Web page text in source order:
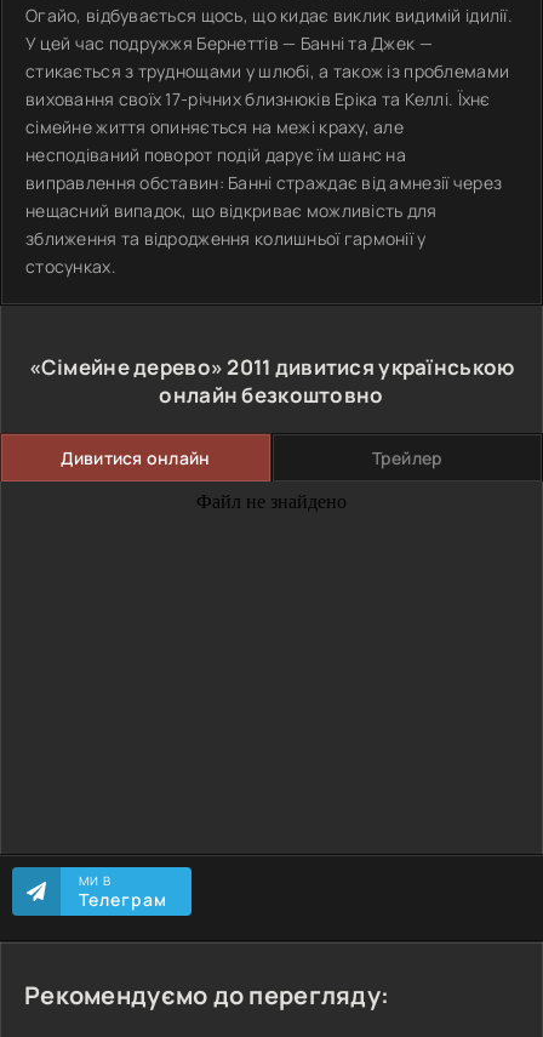
Огайо, відбувається щось, що кидає виклик видимій ідилії.
У цей час подружжя Бернеттів — Банні та Джек —
стикається з труднощами у шлюбі, а також із проблемами
виховання своїх 17-річних близнюків Еріка та Келлі. Їхнє
сімейне життя опиняється на межі краху, але
несподіваний поворот подій дарує їм шанс на
виправлення обставин: Банні страждає від амнезії через
нещасний випадок, що відкриває можливість для
зближення та відродження колишньої гармонії у
стосунках.
«Сімейне дерево»2011 дивитися українською
онлайн безкоштовно
Дивитися онлайн Трейлер
МИ В
Телеграм
Рекомендуємо до перегляду: